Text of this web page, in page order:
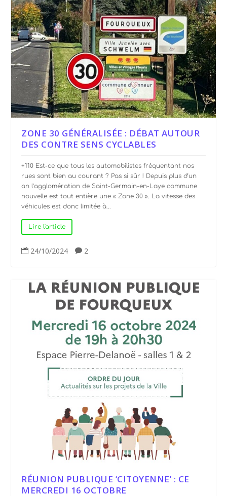
ZONE 30 GÉNÉRALISÉE : DÉBAT AUTOUR
DES CONTRE SENS CYCLABLES
+110 Est-ce que tous les automobilistes fréquentant nos
rues sont bien au courant ? Pas si sûr ! Depuis plus d’un
an l’agglomération de Saint-Germain-en-Laye commune
nouvelle est tout entière une « Zone 30 ». La vitesse des
véhicules est donc limitée à...
Lire l'article
 24/10/2024  2
RÉUNION PUBLIQUE ‘CITOYENNE’ : CE
MERCREDI 16 OCTOBRE